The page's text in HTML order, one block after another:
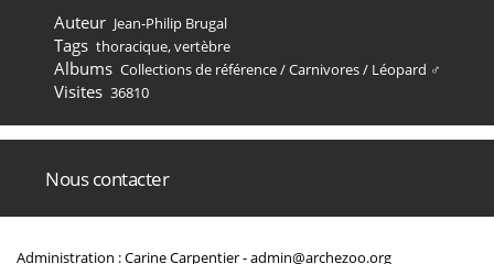
Auteur Jean-Philip Brugal
Tags thoracique,vertèbre
Albums Collections de référence/Carnivores/ Léopard ♂
Visites 36810
Nous contacter
Administration : Carine Carpentier -admin@archezoo.org